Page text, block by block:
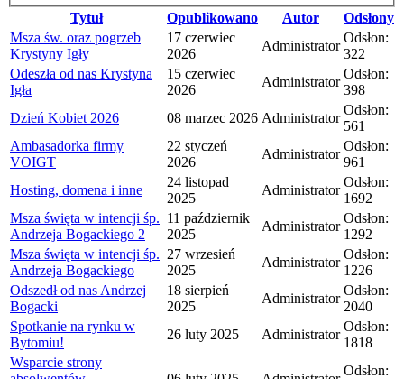
Tytuł
Opublikowano Autor
Odsłony
Msza św. oraz pogrzeb
Krystyny Igły
17 czerwiec
2026
Administrator
Odsłon:
322
Odeszła od nas Krystyna
Igła
15 czerwiec
2026
Administrator
Odsłon:
398
Dzień Kobiet 2026
08 marzec 2026 Administrator
Odsłon:
561
Ambasadorka firmy
VOIGT
22 styczeń
2026
Administrator
Odsłon:
961
Hosting, domena i inne
24 listopad
2025
Administrator
Odsłon:
1692
Msza święta w intencji śp.
Andrzeja Bogackiego 2
11 październik
2025
Administrator
Odsłon:
1292
Msza święta w intencji śp.
Andrzeja Bogackiego
27 wrzesień
2025
Administrator
Odsłon:
1226
Odszedł od nas Andrzej
Bogacki
18 sierpień
2025
Administrator
Odsłon:
2040
Spotkanie na rynku w
Bytomiu!
26 luty 2025 Administrator
Odsłon:
1818
Wsparcie strony
Odsłon: